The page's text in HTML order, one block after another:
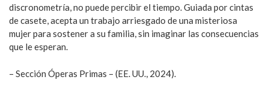
discronometría, no puede percibir el tiempo. Guiada por cintas
de casete, acepta un trabajo arriesgado de una misteriosa
mujer para sostener a su familia, sin imaginar las consecuencias
que le esperan.
– Sección Óperas Primas – (EE. UU., 2024).